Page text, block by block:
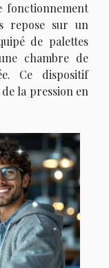
fonctionnement
repose sur un
de palettes
chambre de
Ce dispositif
la pression en